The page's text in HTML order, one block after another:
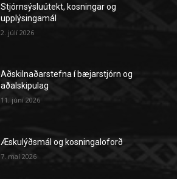
Stjórnsýsluútekt, kosningar og
upplýsingamál
2. júlí 2026
Aðskilnaðarstefna í bæjarstjórn og
aðalskipulag
11. júní 2026
Æskulýðsmál og kosningaloforð
7. maí 2026